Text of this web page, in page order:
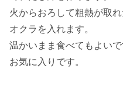
火からおろして粗熱が取
オクラを入れます。
温かいまま食べてもよい
お気に入りです。